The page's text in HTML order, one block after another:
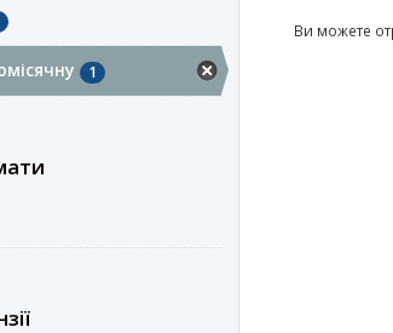
1
Ви можете